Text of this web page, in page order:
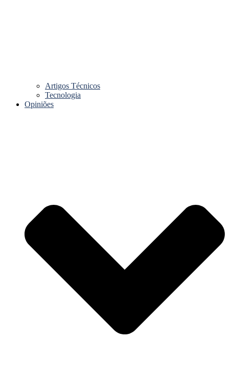
Artigos Técnicos
Tecnologia
Opiniões